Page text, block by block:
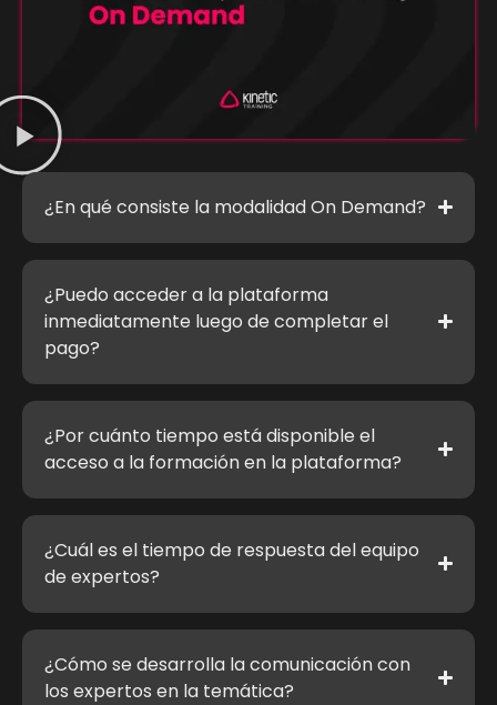
¿En qué consiste la modalidad On Demand?
¿Puedo acceder a la plataforma
inmediatamente luego de completar el
pago?
¿Por cuánto tiempo está disponible el
acceso a la formación en la plataforma?
¿Cuál es el tiempo de respuesta del equipo
de expertos?
¿Cómo se desarrolla la comunicación con
los expertos en la temática?